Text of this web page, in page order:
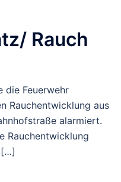
Rauch
die Feuerwehr
Rauchentwicklung aus
alarmiert.
Rauchentwicklung
[…]